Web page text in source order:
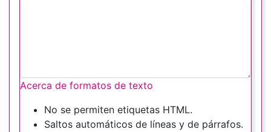
Acerca de formatos de texto
No se permiten etiquetas HTML.
Saltos automáticos de líneas y de párrafos.